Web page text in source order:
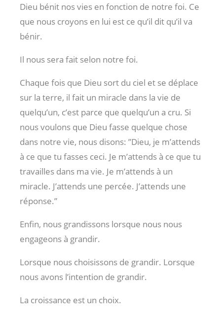
Dieu bénit nos vies en fonction de notre foi. Ce
que nous croyons en lui est ce qu’il dit qu’il va
bénir.
Il nous sera fait selon notre foi.
Chaque fois que Dieu sort du ciel et se déplace
sur la terre, il fait un miracle dans la vie de
quelqu’un, c’est parce que quelqu’un a cru. Si
nous voulons que Dieu fasse quelque chose
dans notre vie, nous disons: ”Dieu, je m’attends
à ce que tu fasses ceci. Je m’attends à ce que tu
travailles dans ma vie. Je m’attends à un
miracle. J’attends une percée. J’attends une
réponse.”
Enfin, nous grandissons lorsque nous nous
engageons à grandir.
Lorsque nous choisissons de grandir. Lorsque
nous avons l’intention de grandir.
La croissance est un choix.